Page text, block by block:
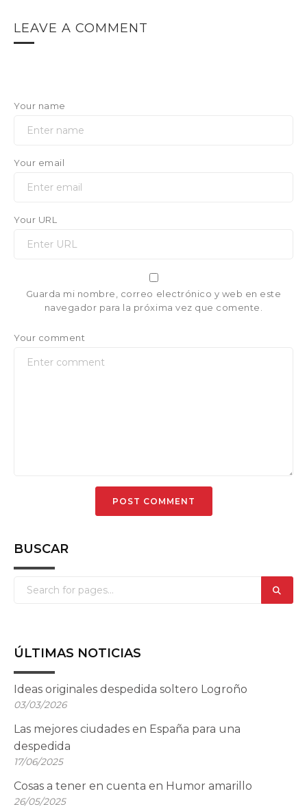
LEAVE A COMMENT
Your name
Your email
Your URL
Guarda mi nombre, correo electrónico y web en este
navegador para la próxima vez que comente.
Your comment
BUSCAR
ÚLTIMAS NOTICIAS
Ideas originales despedida soltero Logroño
03/03/2026
Las mejores ciudades en España para una
despedida
17/06/2025
Cosas a tener en cuenta en Humor amarillo
26/05/2025